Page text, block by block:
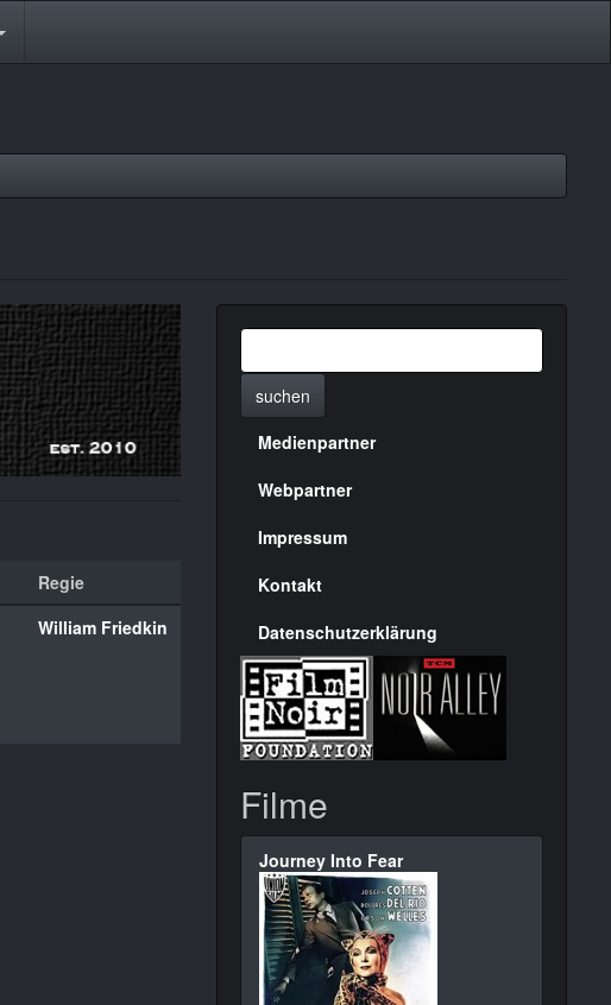
Regie
William Friedkin
suchen
Menülinks
rechte
Seite
Medienpartner
Webpartner
Impressum
Kontakt
Datenschutzerklärung
Filme
Journey Into Fear